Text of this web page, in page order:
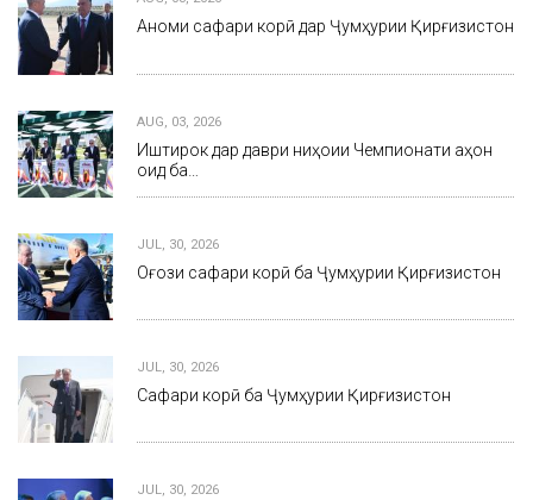
Анҷоми сафари корӣ дар Ҷумҳурии Қирғизистон
AUG, 03, 2026
Иштирок дар даври ниҳоии Чемпионати ҷаҳон
оид ба…
JUL, 30, 2026
Оғози сафари корӣ ба Ҷумҳурии Қирғизистон
JUL, 30, 2026
Сафари корӣ ба Ҷумҳурии Қирғизистон
JUL, 30, 2026